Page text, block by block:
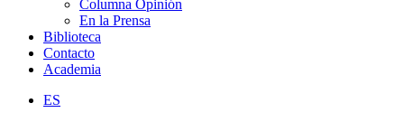
Columna Opinión
En la Prensa
Biblioteca
Contacto
Academia
ES